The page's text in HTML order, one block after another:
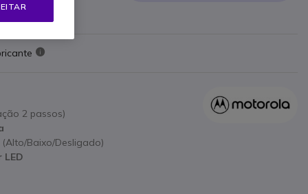
2 passos)
Baixo/Desligado)
LED